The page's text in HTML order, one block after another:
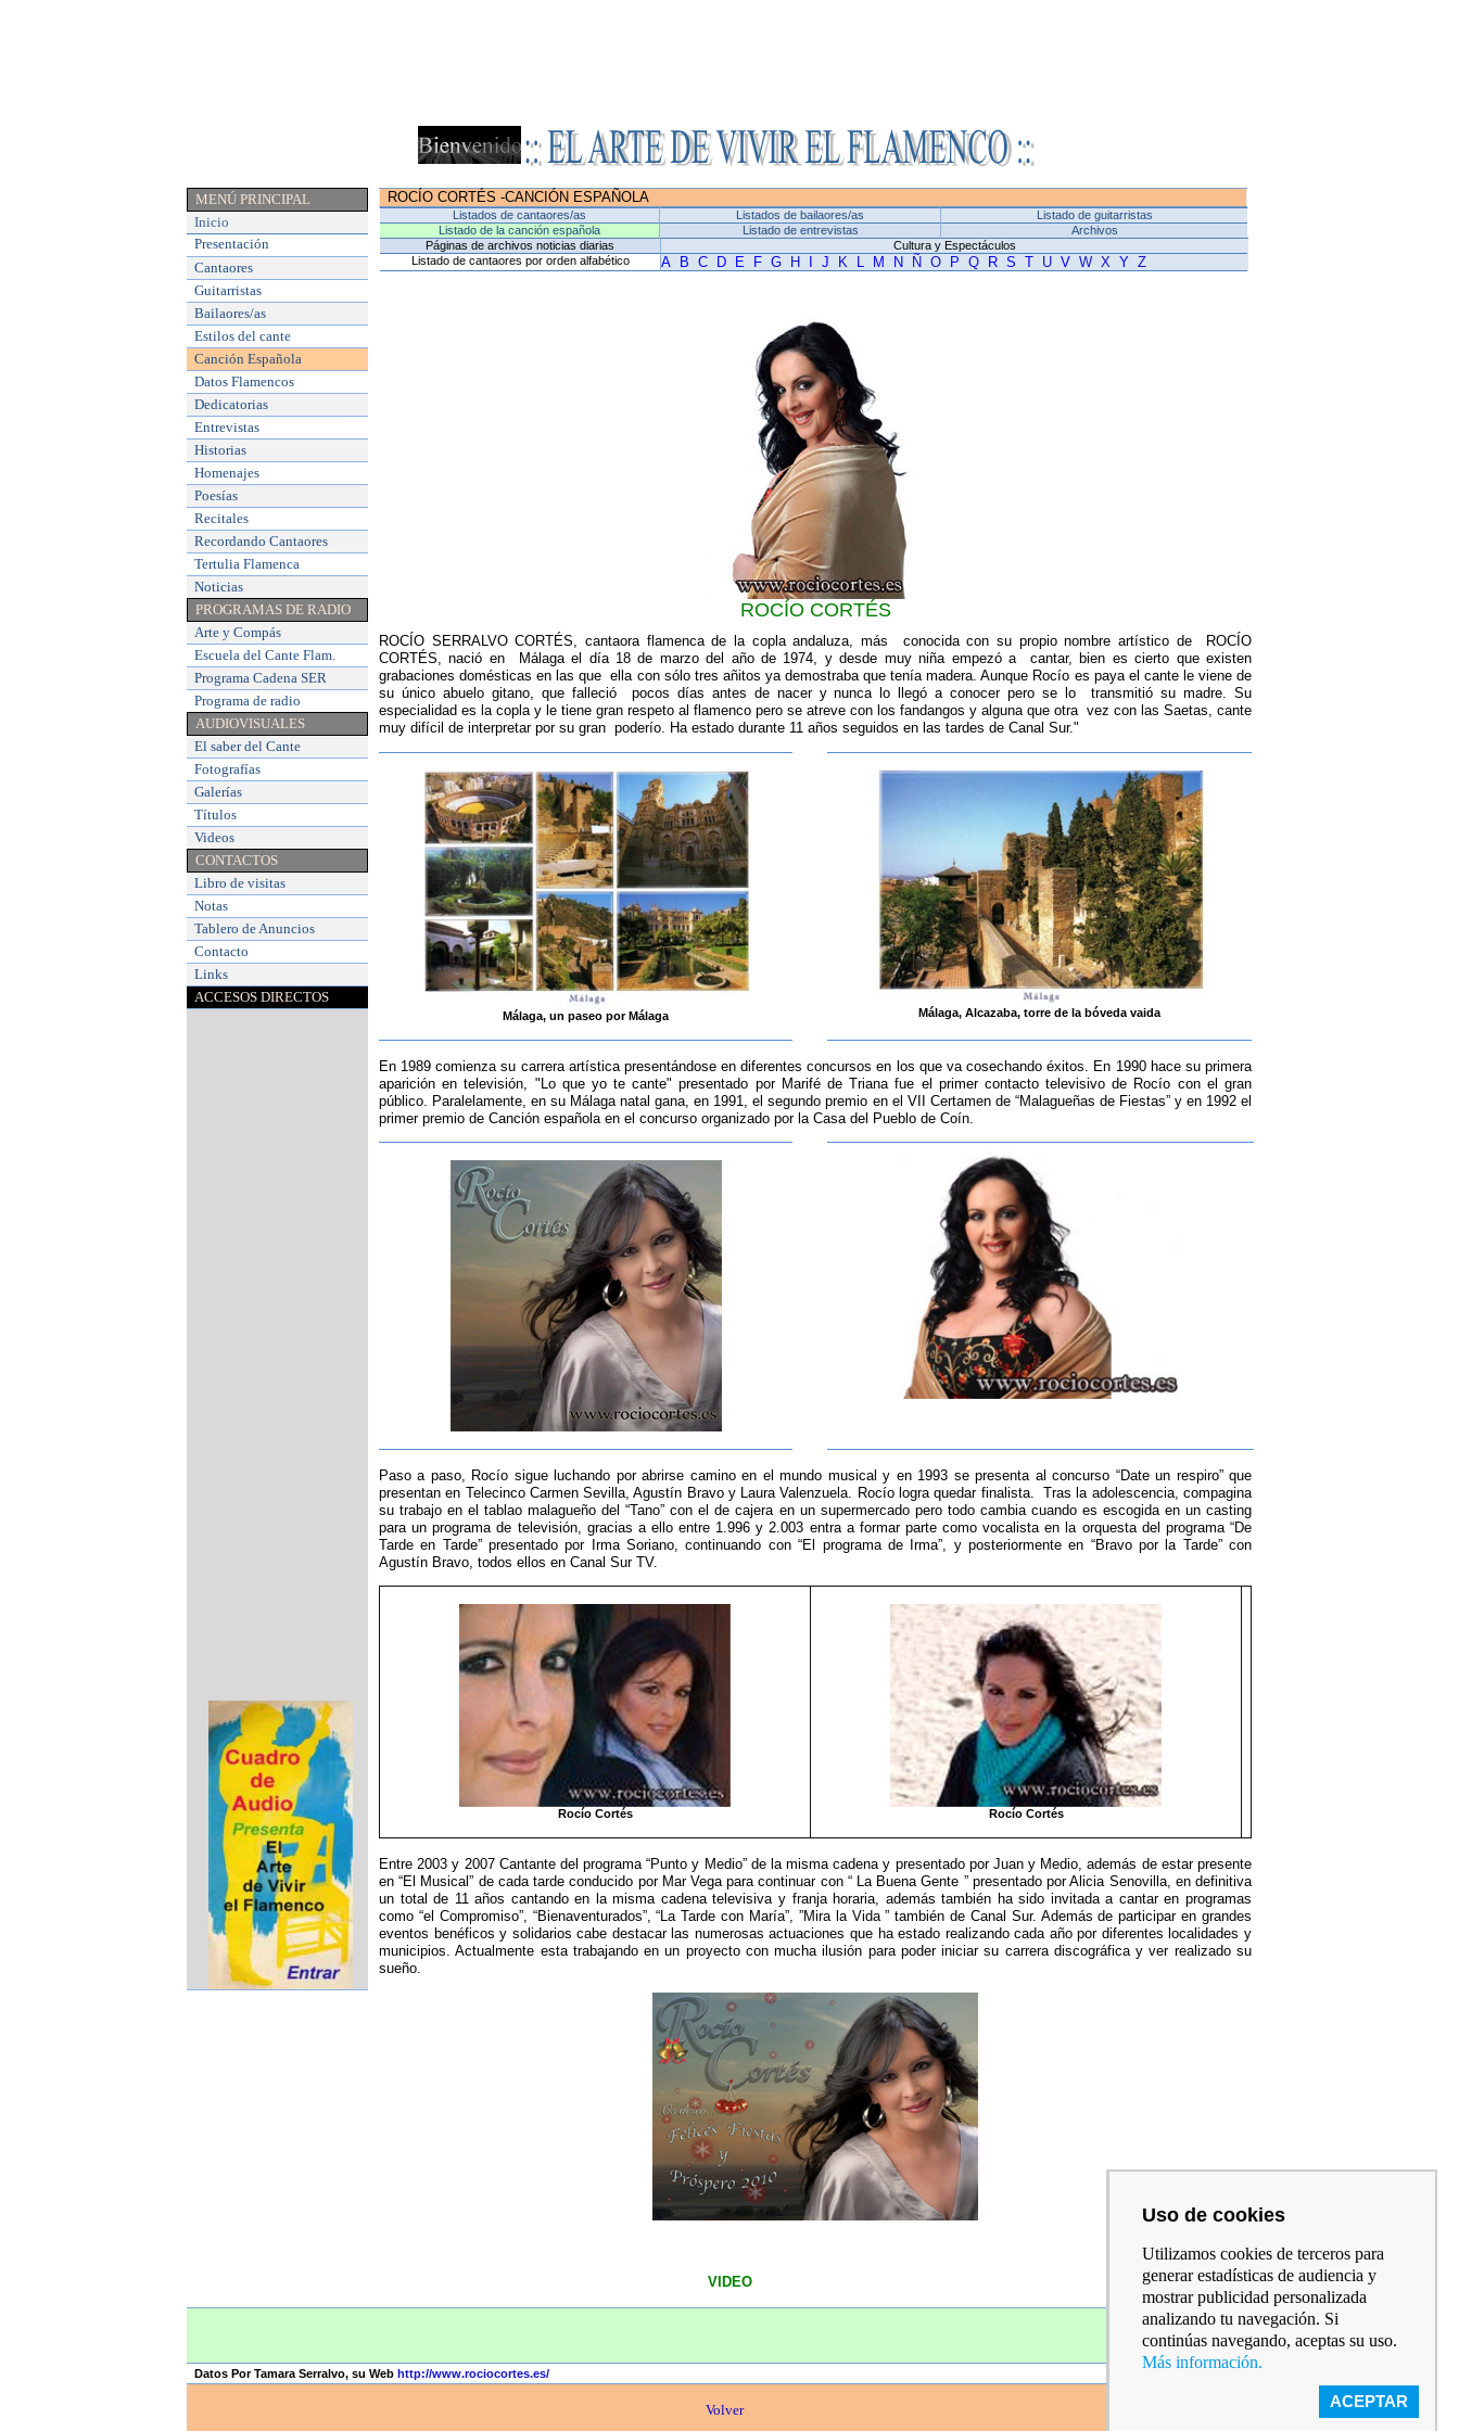
MENÚ PRINCIPAL
Inicio
Presentación
Cantaores
Guitarristas
Bailaores/as
Estilos del cante
Canción Española
Datos Flamencos
Dedicatorias
Entrevistas
Historias
Homenajes
Poesías
Recitales
Recordando Cantaores
Tertulia Flamenca
Noticias
PROGRAMAS DE RADIO
Arte y Compás
Escuela del Cante Flam.
Programa Cadena SER
Programa de radio
AUDIOVISUALES
El saber del Cante
Fotografías
Galerías
Títulos
Videos
CONTACTOS
Libro de visitas
Notas
Tablero de Anuncios
Contacto
Links
ACCESOS DIRECTOS
ROCÍO CORTÉS -CANCIÓN ESPAÑOLA
Listados de cantaores/as Listados de bailaores/as
Listado de guitarristas
Listado de la canción española
Listado de entrevistas
Archivos
Páginas de archivos noticias diarias
Cultura y Espectáculos
Listado de cantaores por orden alfabético
A B C D E F G H J K L M N Ñ O P Q R S T U V W X Y Z
ROCÍO CORTÉS
ROCÍO SERRALVO CORTÉS, cantaora flamenca de la copla andaluza, más conocida con su propio nombre artístico de ROCÍO
CORTÉS, nació en Málaga el día 18 de marzo del año de 1974, y desde muy niña empezó a cantar, bien es cierto que existen
grabaciones domésticas en las que ella con sólo tres añitos ya demostraba que tenía madera. Aunque Rocío es paya el cante le viene de
su único abuelo gitano, que falleció pocos días antes de nacer y nunca lo llegó a conocer pero se lo transmitió su madre. Su
especialidad es la copla y le tiene gran respeto al flamenco pero se atreve con los fandangos y alguna que otra vez con las Saetas, cante
muy difícil de interpretar por su gran poderío. Ha estado durante 11 años seguidos en las tardes de Canal Sur."
Málaga, un paseo por Málaga Málaga, Alcazaba, torre de la bóveda vaida
En 1989 comienza su carrera artística presentándose en diferentes concursos en los que va cosechando éxitos. En 1990 hace su primera
aparición en televisión, "Lo que yo te cante" presentado por Marifé de Triana fue el primer contacto televisivo de Rocío con el gran
público. Paralelamente, en su Málaga natal gana, en 1991, el segundo premio en el VII Certamen de “Malagueñas de Fiestas” y en 1992 el
primer premio de Canción española en el concurso organizado por la Casa del Pueblo de Coín.
Paso a paso, Rocío sigue luchando por abrirse camino en el mundo musical y en 1993 se presenta al concurso “Date un respiro” que
presentan en Telecinco Carmen Sevilla, Agustín Bravo y Laura Valenzuela. Rocío logra quedar finalista. Tras la adolescencia, compagina
su trabajo en el tablao malagueño del “Tano” con el de cajera en un supermercado pero todo cambia cuando es escogida en un casting
para un programa de televisión, gracias a ello entre 1.996 y 2.003 entra a formar parte como vocalista en la orquesta del programa “De
Tarde en Tarde” presentado por Irma Soriano, continuando con “El programa de Irma”, y posteriormente en “Bravo por la Tarde” con
Agustín Bravo, todos ellos en Canal Sur TV.
Rocío Cortés Rocío Cortés
Entre 2003 y 2007 Cantante del programa “Punto y Medio” de la misma cadena y presentado por Juan y Medio, además de estar presente
en “El Musical” de cada tarde conducido por Mar Vega para continuar con “ La Buena Gente ” presentado por Alicia Senovilla, en definitiva
un total de 11 años cantando en la misma cadena televisiva y franja horaria, además también ha sido invitada a cantar en programas
como “el Compromiso”, “Bienaventurados”, “La Tarde con María”, ”Mira la Vida ” también de Canal Sur. Además de participar en grandes
eventos benéficos y solidarios cabe destacar las numerosas actuaciones que ha estado realizando cada año por diferentes localidades y
municipios. Actualmente esta trabajando en un proyecto con mucha ilusión para poder iniciar su carrera discográfica y ver realizado su
sueño.
VIDEO
Datos Por Tamara Serralvo, su Webhttp://www.rociocortes.es/
Volver
Uso de cookies
Utilizamos cookies de terceros para
generar estadísticas de audiencia y
mostrar publicidad personalizada
analizando tu navegación. Si
continúas navegando, aceptas su uso.
Más información.
ACEPTAR